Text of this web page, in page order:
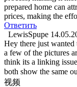
prepared home can
prices, making the
Ответить
LewisSpupe
Hey there just
a few of the pictures
think its a linking
both show the same
视频